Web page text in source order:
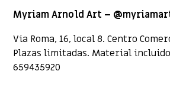
Myriam Arnold Art –
Via Roma, 16, local 8. Centro
Plazas limitadas. Material
659435920